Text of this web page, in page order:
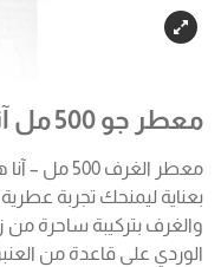
معطر جو 500 مل آنا
معطر الغرف
بعناية ليمنحك تجربة
والغرف بتركيبة ساحرة من
الوردي على قاعدة من